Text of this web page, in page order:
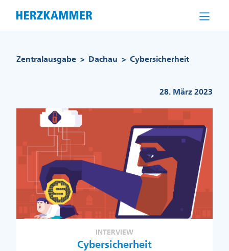
Zentralausgabe > Dachau > Cybersicherheit
28. März 2023
INTERVIEW
Cybersicherheit